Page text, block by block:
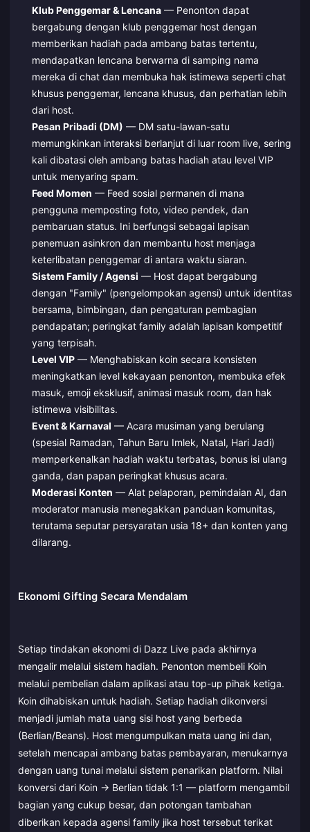
Klub Penggemar & Lencana— Penonton dapat
bergabung dengan klub penggemar host dengan
memberikan hadiah pada ambang batas tertentu,
mendapatkan lencana berwarna di samping nama
mereka di chat dan membuka hak istimewa seperti chat
khusus penggemar, lencana khusus, dan perhatian lebih
dari host.
Pesan Pribadi (DM) — DM satu-lawan-satu
memungkinkan interaksi berlanjut di luar room live, sering
kali dibatasi oleh ambang batas hadiah atau level VIP
untuk menyaring spam.
Feed Momen — Feed sosial permanen di mana
pengguna memposting foto, video pendek, dan
pembaruan status. Ini berfungsi sebagai lapisan
penemuan asinkron dan membantu host menjaga
keterlibatan penggemar di antara waktu siaran.
Sistem Family / Agensi — Host dapat bergabung
dengan "Family" (pengelompokan agensi) untuk identitas
bersama, bimbingan, dan pengaturan pembagian
pendapatan; peringkat family adalah lapisan kompetitif
yang terpisah.
Level VIP— Menghabiskan koin secara konsisten
meningkatkan level kekayaan penonton, membuka efek
masuk, emoji eksklusif, animasi masuk room, dan hak
istimewa visibilitas.
Event & Karnaval — Acara musiman yang berulang
(spesial Ramadan, Tahun Baru Imlek, Natal, Hari Jadi)
memperkenalkan hadiah waktu terbatas, bonus isi ulang
ganda, dan papan peringkat khusus acara.
Moderasi Konten — Alat pelaporan, pemindaian AI, dan
moderator manusia menegakkan panduan komunitas,
terutama seputar persyaratan usia 18+ dan konten yang
dilarang.
Ekonomi Gifting Secara Mendalam
Setiap tindakan ekonomi di Dazz Live pada akhirnya
mengalir melalui sistem hadiah. Penonton membeli Koin
melalui pembelian dalam aplikasi atau top-up pihak ketiga.
Koin dihabiskan untuk hadiah. Setiap hadiah dikonversi
menjadi jumlah mata uang sisi host yang berbeda
(Berlian/Beans). Host mengumpulkan mata uang ini dan,
setelah mencapai ambang batas pembayaran, menukarnya
dengan uang tunai melalui sistem penarikan platform. Nilai
konversi dari Koin → Berlian tidak 1:1 — platform mengambil
bagian yang cukup besar, dan potongan tambahan
diberikan kepada agensi family jika host tersebut terikat